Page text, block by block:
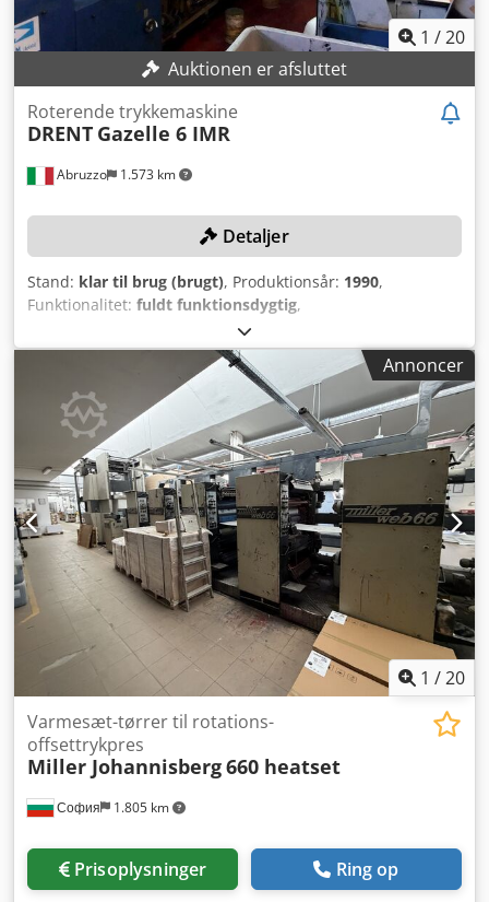
1 /20
Auktionen er afsluttet
Abruzzo 1.573 km
Roterende trykkemaskine
DRENT Gazelle 6 IMR
Detaljer
Stand: klar til brug (brugt), Produktionsår: 1990,
Funktionalitet: fuldt funktionsdygtig,
793, papirvægt (min.):
maks. papervægt:180 g/m², TEKNISKE DETALJER Tryk- og
banebredde: 485 mm Papirvægt: 40 til 180 g/m² Mekanisk
hastighed: 250 m/min Trykkassetter: 4x24" (12"), 4x22"
(11"), 4x17" (8"+3/6"), 3x18" (9") Tværhulsstanscylindre: 24",
22", 17", 18" Magnetcylinder: 17" MASKINDETALJER
Tryktårne: 4 vådoffset UDSTYR Arkivstans Cedpfxsxxizfe
Ackoha Papirbehandlingsgruppe til horisontale og vertikale
perforeringer REMALAINER gruppe "Shoeber" til
dobbeltproduktion Stanse- + pladefolde-maskine
Falseenhed til bunkeudlevering Oprulningsstation Ekstra
stansestation til arkudlevering Støvsuger til affald og
konfetti Komplet med alt tilbehør, manualer og elektriske
diagrammer
Annoncer
1 /20
София 1.805 km
Varmesæt-tørrer til rotations-
offsettrykpres
Miller Johannisberg660 heatset
Prisoplysninger Ring op